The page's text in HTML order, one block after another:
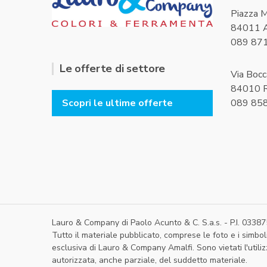
Le offerte di settore
Scopri le ultime offerte
Piazza
84011
089
Via
84010
089
Lauro & Company di Paolo Acunto & C. S.a.s. - P.I.
Tutto il materiale pubblicato, comprese le foto e i
esclusiva di Lauro & Company Amalfi. Sono vietati
autorizzata, anche parziale, del suddetto materiale.